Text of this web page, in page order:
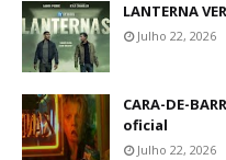
LANTERNA
Julho 22, 2026
CARA-DE-
oficial
Julho 22, 2026